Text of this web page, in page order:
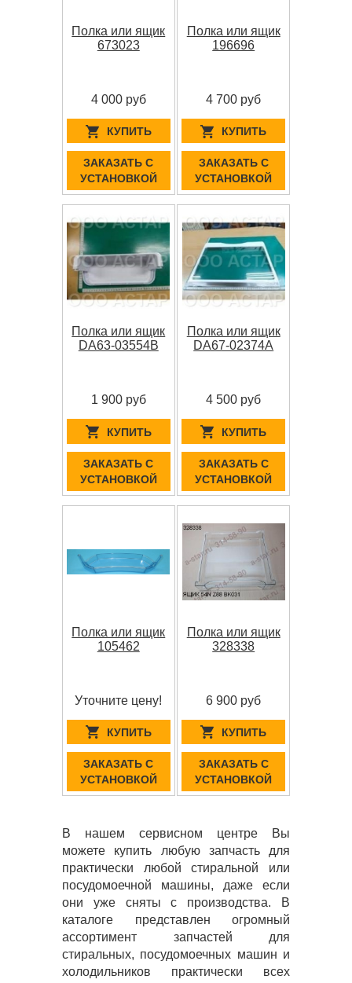
Полка или ящик
673023
4 000 руб
КУПИТЬ
ЗАКАЗАТЬ С
УСТАНОВКОЙ
Полка или ящик
196696
4 700 руб
КУПИТЬ
ЗАКАЗАТЬ С
УСТАНОВКОЙ
Полка или ящик
DA63-03554B
1 900 руб
КУПИТЬ
ЗАКАЗАТЬ С
УСТАНОВКОЙ
Полка или ящик
DA67-02374A
4 500 руб
КУПИТЬ
ЗАКАЗАТЬ С
УСТАНОВКОЙ
Полка или ящик
105462
Уточните цену!
КУПИТЬ
ЗАКАЗАТЬ С
УСТАНОВКОЙ
Полка или ящик
328338
6 900 руб
КУПИТЬ
ЗАКАЗАТЬ С
УСТАНОВКОЙ
В нашем сервисном центре Вы
можете купить любую запчасть для
практически любой стиральной или
посудомоечной машины, даже если
они уже сняты с производства. В
каталоге представлен огромный
ассортимент запчастей для
стиральных, посудомоечных машин и
холодильников практически всех